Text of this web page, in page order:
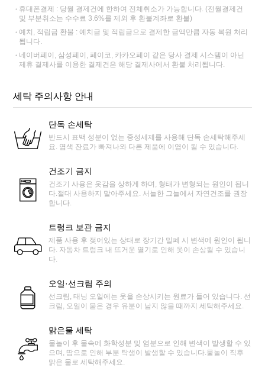
휴대폰결제 : 당월 결제건에 한하여 전체취소가 가능합니다. (전월결제건
및 부분취소는 수수료 3.6%를 제외 후 환불계좌로 환불)
예치, 적립금 환불 : 예치금 및 적립금으로 결제한 금액만큼 자동 복원 처리
됩니다.
네이버페이, 삼성페이, 페이코, 카카오페이 같은 당사 결제 시스템이 아닌
제휴 결제사를 이용한 결제건은 해당 결제사에서 환불 처리됩니다.
세탁 주의사항 안내
단독 손세탁
반드시 표백 성분이 없는 중성세제를 사용해 단독 손세탁해주세
요. 염색 잔료가 빠져나와 다른 제품에 이염이 될 수 있습니다.
건조기 금지
건조기 사용은 옷감을 상하게 하며, 형태가 변형되는 원인이 됩니
다.절대 사용하지 말아주세요. 서늘한 그늘에서 자연건조를 권장
합니다.
트렁크 보관 금지
제품 사용 후 젖어있는 상태로 장기간 밀폐 시 변색에 원인이 됩니
다. 자동차 트렁크 내 뜨거운 열기로 인해 옷이 손상될 수 있습니
다.
오일·선크림 주의
선크림, 태닝 오일에는 옷을 손상시키는 원료가 들어 있습니다. 선
크림, 오일이 묻은 경우 유분이 남지 않을 때까지 세탁해주세요.
맑은물 세탁
물놀이 후 물속에 화학성분 및 염분으로 인해 변색이 발생할 수 있
으며, 땀으로 인해 부분 탁생이 발생할 수 있습니다.물놀이 직후
맑은 물로 세탁해주세요.